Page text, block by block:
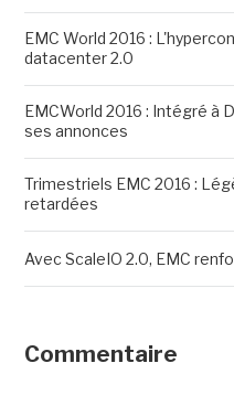
EMC World 2016 :
datacenter 2.0
EMCWorld 2016 : Intégré à
ses annonces
Trimestriels EMC 2016 :
retardées
Avec ScaleIO 2.0, EMC
Commentaire